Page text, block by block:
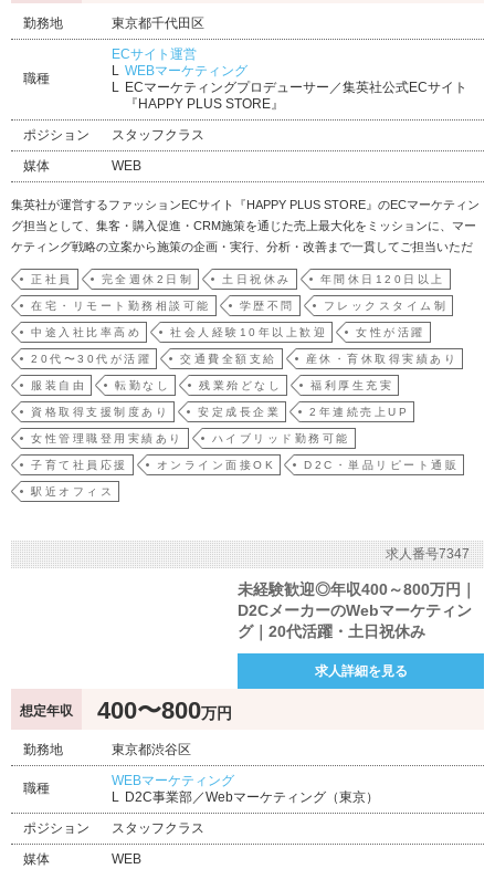
勤務地 東京都千代田区
職種
ECサイト運営
WEBマーケティング
ECマーケティングプロデューサー／集英社公式ECサイト
『HAPPY PLUS STORE』
ポジション
スタッフクラス
媒体
WEB
集英社が運営するファッションECサイト『HAPPY PLUS STORE』のECマーケティン
グ担当として、集客・購入促進・CRM施策を通じた売上最大化をミッションに、マー
ケティング戦略の立案から施策の企画・実行、分析・改善まで一貫してご担当いただ
きます。ファッション雑誌「eclat」「LEE」などと連動したセレクトショップやコンテ
ンツを活用し、MD・CRM・編集部など社内の各チームと連携しながら、…
正社員 完全週休2日制 土日祝休み 年間休日120日以上
在宅・リモート勤務相談可能 学歴不問 フレックスタイム制
中途入社比率高め 社会人経験10年以上歓迎 女性が活躍
20代〜30代が活躍 交通費全額支給 産休・育休取得実績あり
服装自由 転勤なし 残業殆どなし 福利厚生充実
資格取得支援制度あり 安定成長企業 2年連続売上UP
女性管理職登用実績あり ハイブリッド勤務可能
子育て社員応援 オンライン面接OK D2C・単品リピート通販
駅近オフィス
求人番号7347
未経験歓迎◎年収400～800万円｜
D2CメーカーのWebマーケティン
グ｜20代活躍・土日祝休み
求人詳細を見る
想定年収 400〜800万円
勤務地 東京都渋谷区
職種
WEBマーケティング
D2C事業部／Webマーケティング（東京）
ポジション
スタッフクラス
媒体
WEB